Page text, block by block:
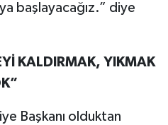
başlayacağız.” diye
KALDIRMAK, YIKMAK
Başkanı olduktan